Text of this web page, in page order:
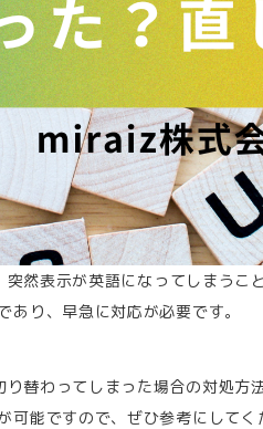
然表示が英語になってしまうこと
り、早急に対応が必要です。
替わってしまった場合の対処方
能ですので、ぜひ参考にしてく